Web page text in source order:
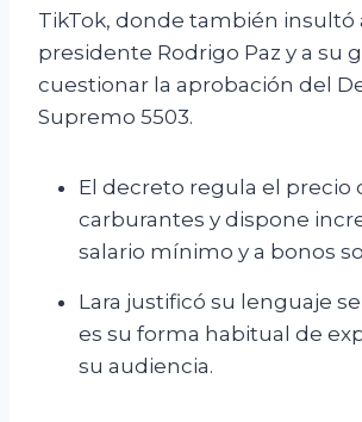
TikTok, donde también insultó
presidente Rodrigo Paz y a su
cuestionar la aprobación del
Supremo 5503.
El decreto regula el precio
carburantes y dispone
salario mínimo y a bonos
Lara justificó su lenguaje
es su forma habitual de
su audiencia.